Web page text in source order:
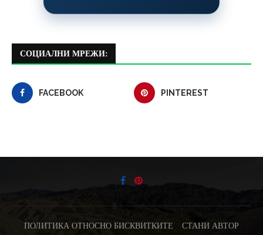
СОЦИАЛНИ МРЕЖИ:
FACEBOOK PINTEREST
ПОЛИТИКА ОТНОСНО БИСКВИТКИТЕ СТАНИ АВТОР